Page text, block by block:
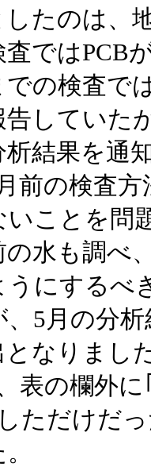
たのは、
査ではPCB
の検査で
していた
結果を通
前の検査方
ことを問
の水も調べ
うにするべ
5月の分析
なりまし
表の欄外
ただけだ